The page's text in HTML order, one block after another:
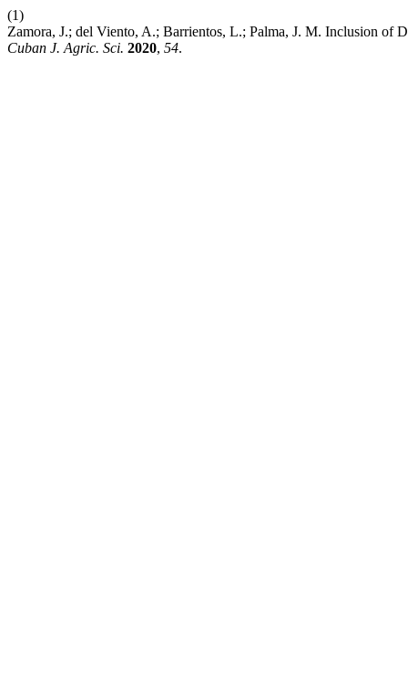
(1)
Zamora, J.; del Viento, A.; Barrientos, L.; Palma, J. M. Inclusion of
Cuban J. Agric. Sci. 2020, 54.